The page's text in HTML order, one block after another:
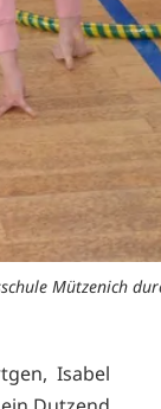
Mützenich
Isabel